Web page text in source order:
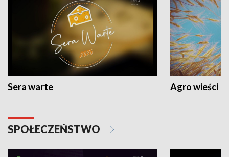
Sera warte Agro wieści
SPOŁECZEŃSTWO